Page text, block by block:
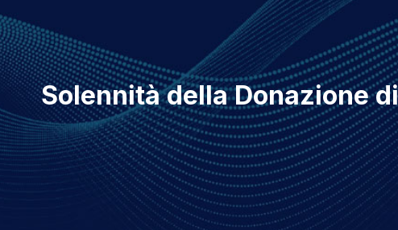
Solennità della Donazione